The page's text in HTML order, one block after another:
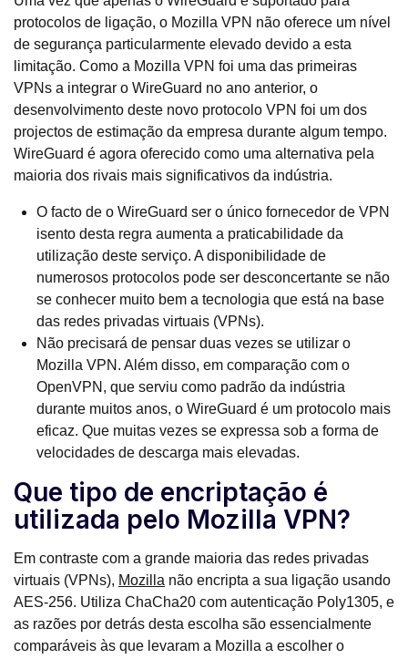
protocolos de ligação, o Mozilla VPN não oferece um nível
de segurança particularmente elevado devido a esta
limitação. Como a Mozilla VPN foi uma das primeiras
VPNs a integrar o WireGuard no ano anterior, o
desenvolvimento deste novo protocolo VPN foi um dos
projectos de estimação da empresa durante algum tempo.
WireGuard é agora oferecido como uma alternativa pela
maioria dos rivais mais significativos da indústria.
O facto de o WireGuard ser o único fornecedor de VPN
isento desta regra aumenta a praticabilidade da
utilização deste serviço. A disponibilidade de
numerosos protocolos pode ser desconcertante se não
se conhecer muito bem a tecnologia que está na base
das redes privadas virtuais (VPNs).
Não precisará de pensar duas vezes se utilizar o
Mozilla VPN. Além disso, em comparação com o
OpenVPN, que serviu como padrão da indústria
durante muitos anos, o WireGuard é um protocolo mais
eficaz. Que muitas vezes se expressa sob a forma de
velocidades de descarga mais elevadas.
Que tipo de encriptação é
utilizada pelo Mozilla VPN?
Em contraste com a grande maioria das redes privadas
virtuais (VPNs), Mozilla não encripta a sua ligação usando
AES-256. Utiliza ChaCha20 com autenticação Poly1305, e
as razões por detrás desta escolha são essencialmente
comparáveis às que levaram a Mozilla a escolher o